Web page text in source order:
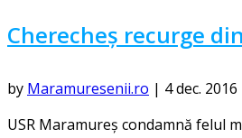
Cherecheș recurge
by Maramuresenii.ro | 4 dec. 2016
USR Maramureş condamnă felul